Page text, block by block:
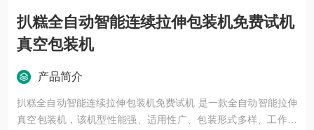
扒糕全自动智能连续拉伸包装机免费试机
真空包装机
产品简介
扒糕全自动智能连续拉伸包装机免费试机 是一款全自动智能拉伸
真空包装机，该机型性能强、适用性广、包装形式多样、工作效